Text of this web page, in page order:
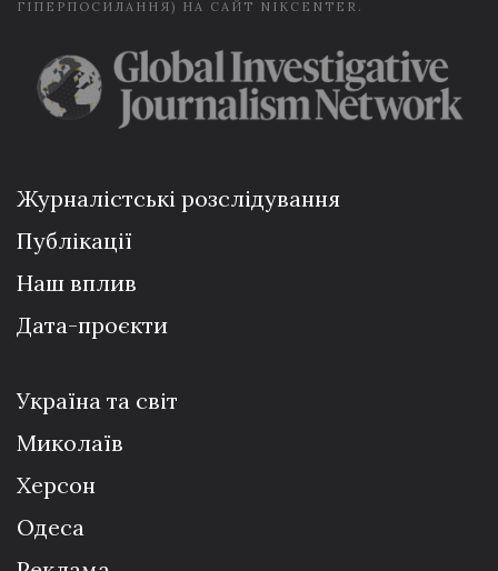
ГІПЕРПОСИЛАННЯ) НА САЙТ NIKCENTER.
Журналістські розслідування
Публікації
Наш вплив
Дата-проєкти
Україна та світ
Миколаїв
Херсон
Одеса